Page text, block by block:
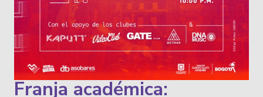
Franja académica: